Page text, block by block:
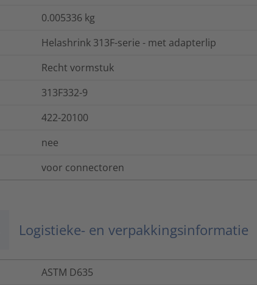
0.005336 kg
Helashrink 313F-serie - met adapterlip
Recht vormstuk
313F332-9
422-20100
nee
voor connectoren
Logistieke- en verpakkingsinformatie
ASTM D635